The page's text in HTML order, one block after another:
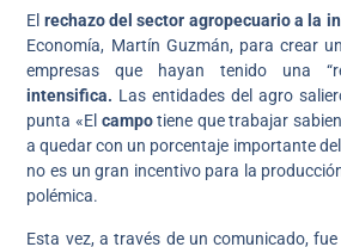
El rechazo del sector agropecuario a la
Economía, Martín Guzmán, para crear
empresas que hayan tenido una
intensifica. Las entidades del agro
punta «El campotiene que trabajar
a quedar con un porcentaje importante
no es un gran incentivo para la
polémica.
Esta vez, a través de un comunicado, fue